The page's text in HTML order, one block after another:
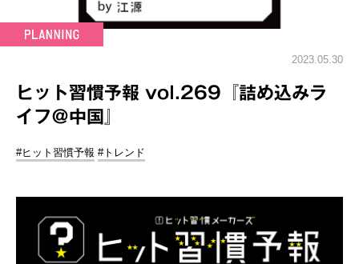
2023.05.30
ヒット習慣予報 vol.269『詰め込みラ
イフ＠中国』
#ヒット習慣予報 #トレンド